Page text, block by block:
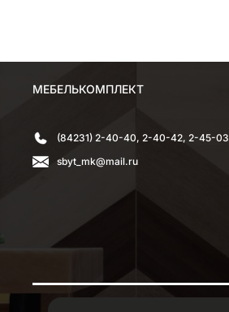
МЕБЕЛЬКОМПЛЕКТ
(84231) 2-40-40, 2-40-42, 2-45-03
sbyt_mk@mail.ru